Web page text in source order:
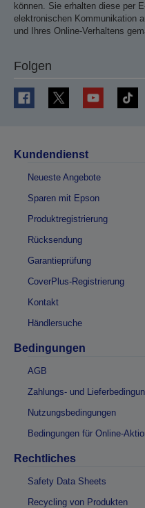
können. Sie erhalten diese per
elektronischen Kommunikation
und Ihres Online-Verhaltens
Folgen
Kundendienst
Neueste Angebote
Sparen mit Epson
Produktregistrierung
Rücksendung
Garantieprüfung
CoverPlus-Registrierung
Kontakt
Händlersuche
Bedingungen
AGB
Zahlungs- und
Nutzungsbedingungen
Bedingungen für Online-
Rechtliches
Safety Data Sheets
Recycling von Produkten